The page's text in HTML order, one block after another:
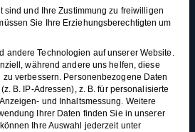
pleaseloginand
iches
AGB
Datenschutz
Widerrufsrecht
Alle Blogartikel
Schwungvoll
durchstarten: Swing
tanzen für
Anfänger*innen
sind und Ihre Zustimmung zu freiwilligen
Sie Ihre Erziehungsberechtigten um
andere Technologien auf unserer Website.
während andere uns helfen, diese
zu verbessern. Personenbezogene Daten
B. IP-Adressen), z. B. für personalisierte
und Inhaltsmessung. Weitere
Ihrer Daten finden Sie in unserer
Ihre Auswahl jederzeit unter